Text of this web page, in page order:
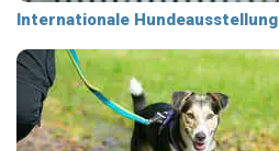
Internationale